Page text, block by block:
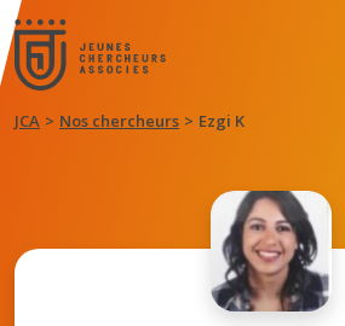
JCA Nos chercheurs Ezgi K